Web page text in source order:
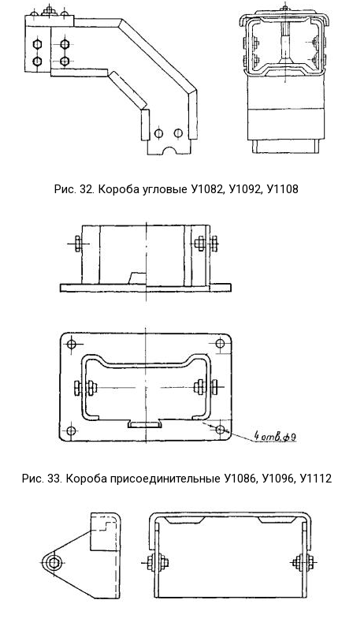
Рис. 32. Короба угловые У1082, У1092, У1108
Рис. 33. Короба присоединительные У1086, У1096, У1112